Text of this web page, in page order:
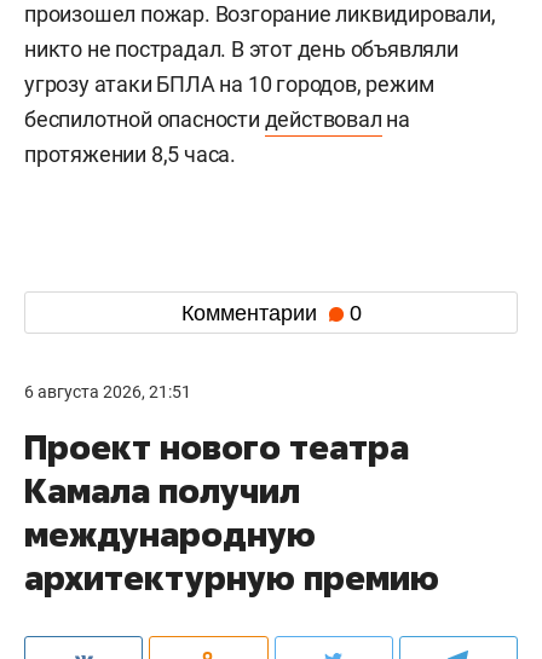
произошел пожар. Возгорание ликвидировали,
никто не пострадал. В этот день объявляли
угрозу атаки БПЛА на 10 городов, режим
беспилотной опасности действовал на
протяжении 8,5 часа.
Комментарии 0
6 августа 2026, 21:51
Проект нового театра
Камала получил
международную
архитектурную премию